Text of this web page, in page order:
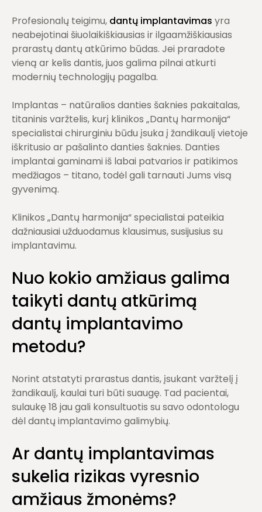
Profesionalų teigimu, dantų implantavimas yra
neabejotinai šiuolaikiškiausias ir ilgaamžiškiausias
prarastų dantų atkūrimo būdas. Jei praradote
vieną ar kelis dantis, juos galima pilnai atkurti
modernių technologijų pagalba.
Implantas – natūralios danties šaknies pakaitalas,
titaninis varžtelis, kurį klinikos „Dantų harmonija“
specialistai chirurginiu būdu įsuka į žandikaulį vietoje
iškritusio ar pašalinto danties šaknies. Danties
implantai gaminami iš labai patvarios ir patikimos
medžiagos – titano, todėl gali tarnauti Jums visą
gyvenimą.
Klinikos „Dantų harmonija“ specialistai pateikia
dažniausiai užduodamus klausimus, susijusius su
implantavimu.
Nuo kokio amžiaus galima
taikyti dantų atkūrimą
dantų implantavimo
metodu?
Norint atstatyti prarastus dantis, įsukant varžtelį į
žandikaulį, kaulai turi būti suaugę. Tad pacientai,
sulaukę 18 jau gali konsultuotis su savo odontologu
dėl dantų implantavimo galimybių.
Ar dantų implantavimas
sukelia rizikas vyresnio
amžiaus žmonėms?